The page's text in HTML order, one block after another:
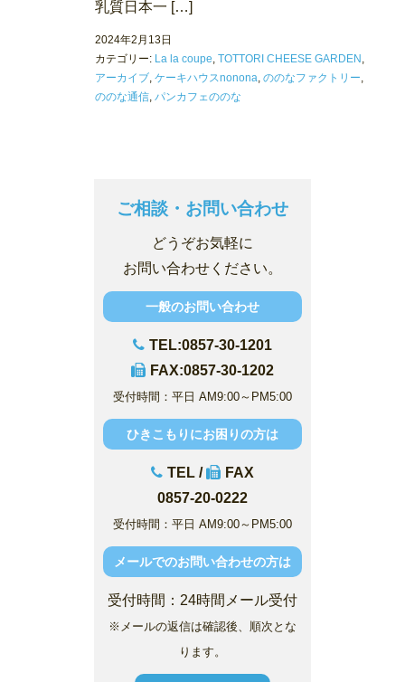
乳質日本一 […]
2024年2月13日
カテゴリー: La la coupe TOTTORI CHEESE GARDEN
アーカイブ ケーキハウスnonona ののなファクトリー
ののな通信 パンカフェののな
ご相談・お問い合わせ
どうぞお気軽に
お問い合わせください。
一般のお問い合わせ
TEL:0857-30-1201
FAX:0857-30-1202
受付時間：平日 AM9:00～PM5:00
ひきこもりにお困りの方は
TEL /
FAX
0857-20-0222
受付時間：平日 AM9:00～PM5:00
メールでのお問い合わせの方は
受付時間：24時間メール受付
※メールの返信は確認後、順次とな
ります。